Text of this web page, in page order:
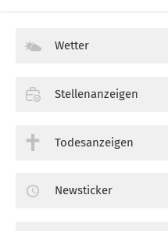
Wetter
Stellenanzeigen
Todesanzeigen
Newsticker